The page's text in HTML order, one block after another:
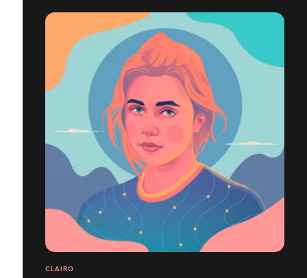
CLAIRO